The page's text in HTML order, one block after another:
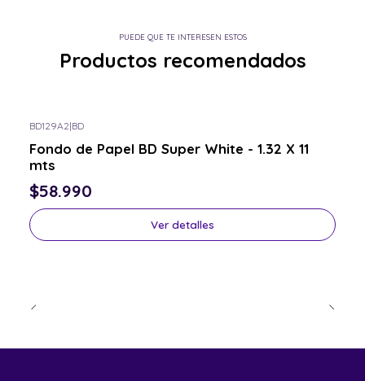
PUEDE QUE TE INTERESEN ESTOS
Productos recomendados
BD129A2|BD
Fondo de Papel BD Super White - 1.32 X 11
mts
$58.990
Ver detalles